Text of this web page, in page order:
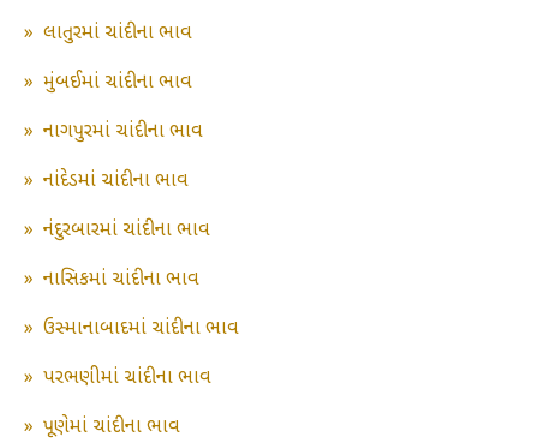
» લાતુરમાં ચાંદીના ભાવ
» મુંબઈમાં ચાંદીના ભાવ
» નાગપુરમાં ચાંદીના ભાવ
» નાંદેડમાં ચાંદીના ભાવ
» નંદુરબારમાં ચાંદીના ભાવ
» નાસિકમાં ચાંદીના ભાવ
» ઉસ્માનાબાદમાં ચાંદીના ભાવ
» પરભણીમાં ચાંદીના ભાવ
» પૂણેમાં ચાંદીના ભાવ